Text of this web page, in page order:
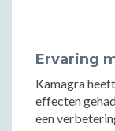
Ervaring
Kamagra
effecten
een